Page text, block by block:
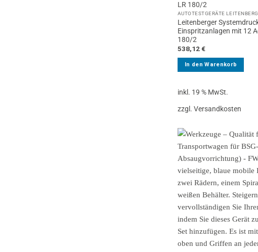
LR 180/2
AUTOTESTGERÄTE
Leitenberger
Einspritzanlagen mit 12
180/2
538,12€
In den Warenkorb
inkl. 19 % MwSt.
zzgl. Versandkosten